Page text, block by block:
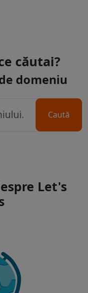
căutai?
domeniu
Caută